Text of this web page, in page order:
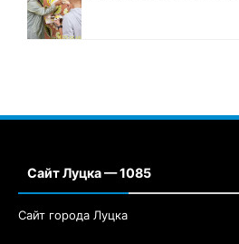
Сайт Луцка — 1085
Сайт города Луцка